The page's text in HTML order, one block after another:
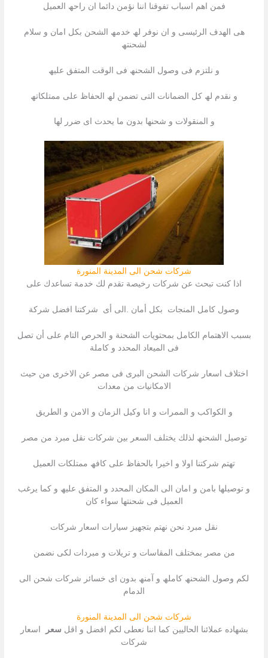
فمن اھم اسباب تفوقنا اننا نؤمن دائما ان راحھ العمیل
ھى الھدف الرئیسى و ان نوفر لھ خدمھ الشحن بكل امان و سلام
لشحنتھ
و نلتزم فى وصول الشحنھ فى الوقت المتفق علیھ
و نقدم لھ كل الضمانات التى تضمن لھ الحفاظ على ممتلكاتھ
و المنقولات و شحنھا بدون ما یحدث اى ضرر لھا
شركات شحن الى المدينة المنورة
اذا كنت تبحث عن شركات رخیصة تقدم لك خدمة تساعدك على
وصول كامل المنجات بكل أمان .الى أى شركتنا افضل شركة
بسبب الاھتمام الكامل بمحتویات الشحنة و الحرص التام على أن تصل
فى المیعاد المحدد و كاملة
اختلاف اسعار شركات الشحن البرى فى مصر عن الاخرى من حیث
الامكانیات من معدات
و الكواكب و الممرات و انا وكيل الزمان و الامن و الطريق
توصیل الشحنھ لذلك یختلف السعر بین شركات نقل مبرد من مصر
تھتم شركتنا اولا و اخیرا بالحفاظ على كافھ ممتلكات العمیل
و توصیلھا بامن و امان الى المكان المحدد و المتفق علیھ و كما یرغب
العمیل فى شحنتھا سواء كان
نقل مبرد نحن نھتم بتجھیز سیارات اسعار شركات
من مصر بمختلف المقاسات و تریلات و مبردات لكى نضمن
لكم وصول الشحنھ كاملھ و آمنھ بدون اى خسائر شركات شحن الى
الدمام
شركات شحن الى المدينة المنورة
بشھاده عملائنا الحالیین كما اننا نعطى لكم افضل و اقل سعر
اسعار
شركات